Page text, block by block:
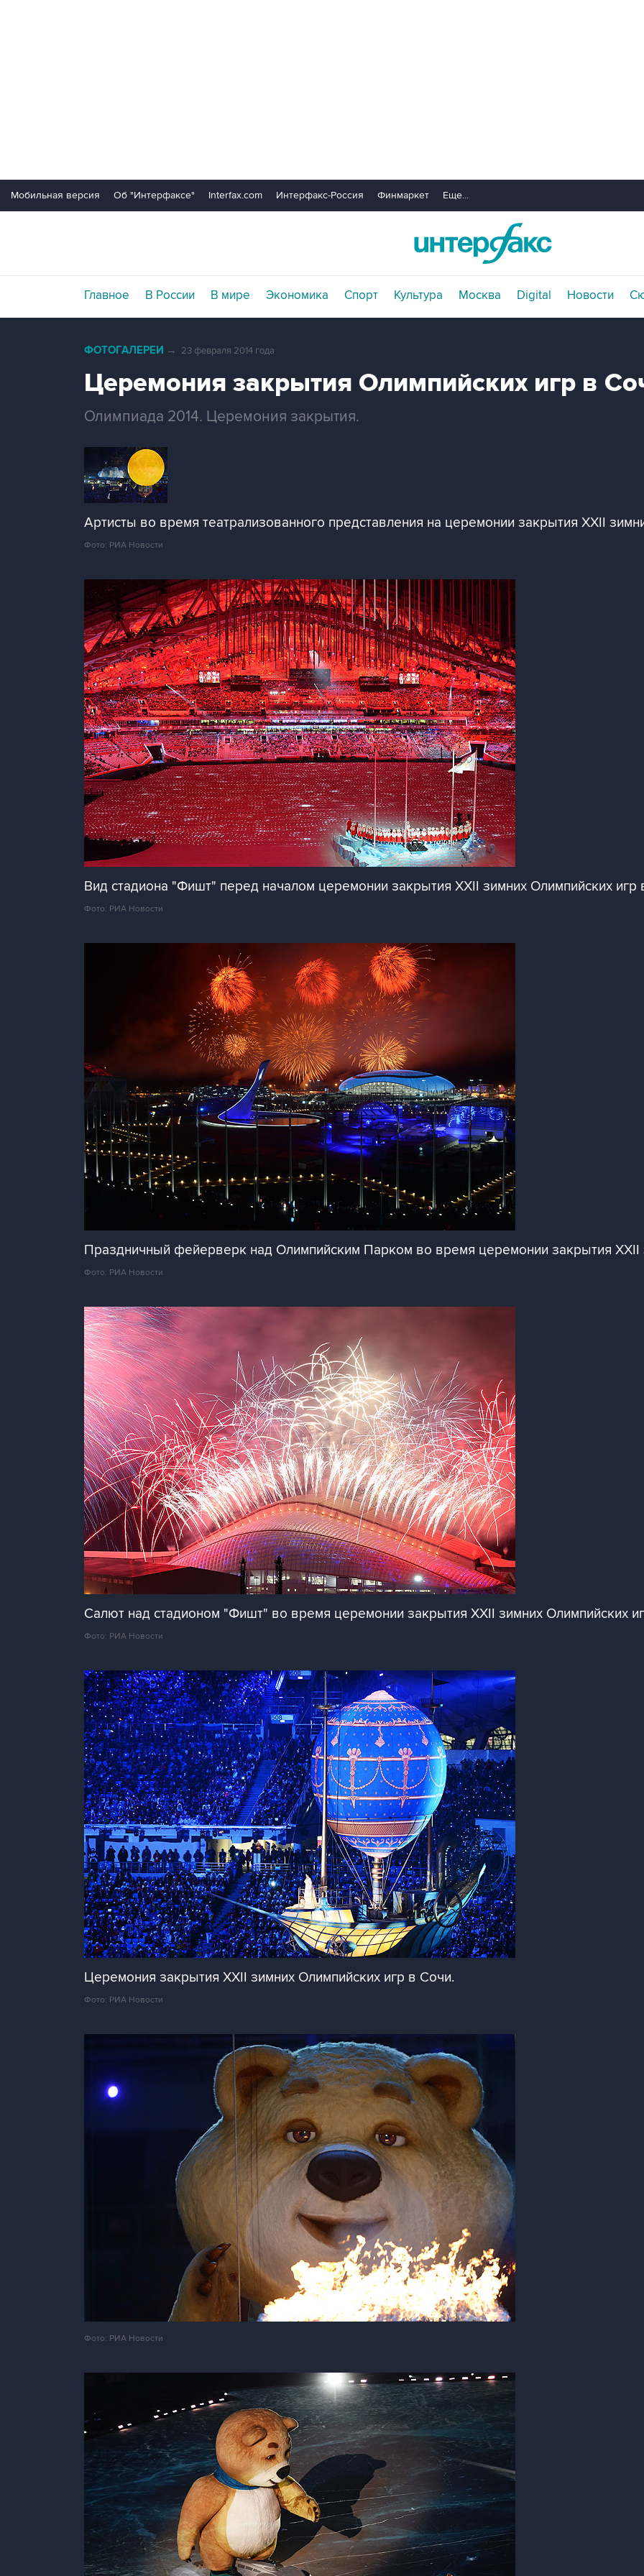
Мобильная версия Об "Интерфаксе" Interfax.com Интерфакс-Россия Финмаркет Еще...
Главное В России В мире Экономика Спорт Культура Москва Digital Новости
ФОТОГАЛЕРЕИ → 23 февраля 2014 года
Церемония закрытия Олимпийских игр в
Олимпиада 2014. Церемония закрытия.
Артисты во время театрализованного представления на церемонии закрытия XXII
Фото: РИА Новости
Вид стадиона "Фишт" перед началом церемонии закрытия XXII зимних Олимпийских игр
Фото: РИА Новости
Праздничный фейерверк над Олимпийским Парком во время церемонии закрытия XXII
Фото: РИА Новости
Салют над стадионом "Фишт" во время церемонии закрытия XXII зимних Олимпийских
Фото: РИА Новости
Церемония закрытия XXII зимних Олимпийских игр в Сочи.
Фото: РИА Новости
Фото: РИА Новости